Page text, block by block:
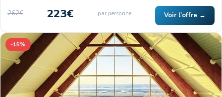
262€ 223€ par personne Voir l'offre →
-15%